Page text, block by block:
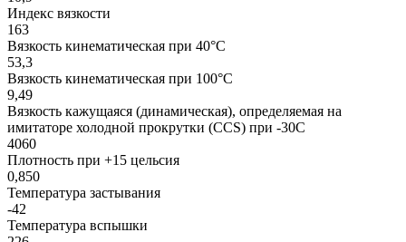
Индекс вязкости
163
Вязкость кинематическая при 40°С
53,3
Вязкость кинематическая при 100°С
9,49
Вязкость кажущаяся (динамическая), определяемая на
имитаторе холодной прокрутки (CCS) при -30С
4060
Плотность при +15 цельсия
0,850
Температура застывания
-42
Температура вспышки